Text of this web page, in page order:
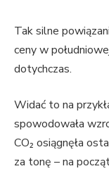
Tak silne
ceny w
dotychczas.
Widać to na
spowodowała
CO₂ osiągnęła
za tonę – na